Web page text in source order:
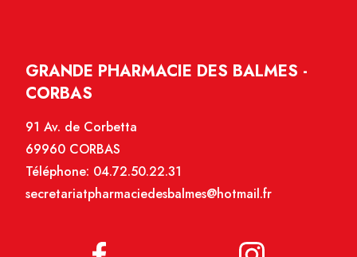
GRANDE PHARMACIE DES BALMES -
CORBAS
91 Av. de Corbetta
69960 CORBAS
Téléphone: 04.72.50.22.31
secretariatpharmaciedesbalmes@hotmail.fr